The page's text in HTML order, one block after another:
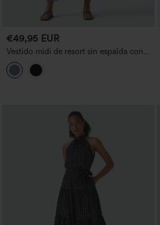
€49,95 EUR
Vestido midi de resort sin espalda con
lazo en la parte trasera, escote en V, sin
mangas, ribete con volantes, de caída
fluida y con bolsillos